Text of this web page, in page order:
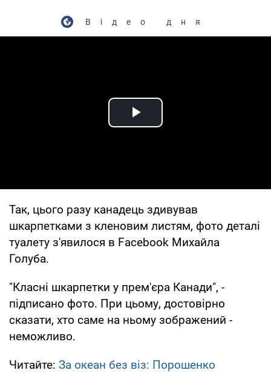
Відео дня
Play Video
Так, цього разу канадець здивував
шкарпетками з кленовим листям, фото деталі
туалету з'явилося в Facebook Михайла
Голуба.
"Класні шкарпетки у прем'єра Канади", -
підписано фото. При цьому, достовірно
сказати, хто саме на ньому зображений -
неможливо.
Читайте: За океан без віз: Порошенко